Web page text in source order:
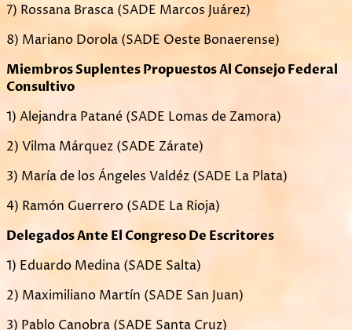
7) Rossana Brasca (SADE Marcos Juárez)
8) Mariano Dorola (SADE Oeste Bonaerense)
Miembros Suplentes Propuestos Al Consejo Federal
Consultivo
1) Alejandra Patané (SADE Lomas de Zamora)
2) Vilma Márquez (SADE Zárate)
3) María de los Ángeles Valdéz (SADE La Plata)
4) Ramón Guerrero (SADE La Rioja)
Delegados Ante El Congreso De Escritores
1) Eduardo Medina (SADE Salta)
2) Maximiliano Martín (SADE San Juan)
3) Pablo Canobra (SADE Santa Cruz)